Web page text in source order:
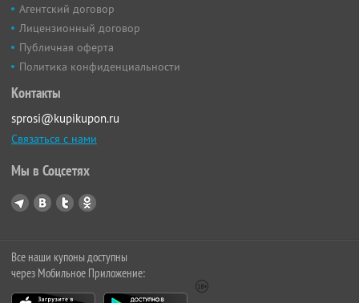
Агентский договор
Лицензионный договор
Публичная оферта
Политика конфиденциальности
Контакты
sprosi@kupikupon.ru
Связаться с нами
Мы в Соцсетях
Все наши купоны доступны
через Мобильное Приложение: